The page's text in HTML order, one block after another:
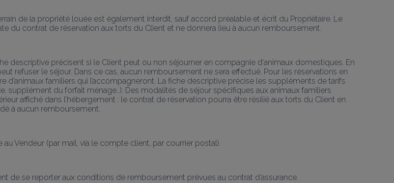
de la propriété louée est également interdit, sauf accord préalable et écrit du Propriétaire. Le
du contrat de réservation aux torts du Client et ne donnera lieu à aucun remboursement.
descriptive précisent si le Client peut ou non séjourner en compagnie d'animaux domestiques. En
refuser le séjour. Dans ce cas, aucun remboursement ne sera effectué. Pour les réservations en
d’animaux familiers qui l’accompagneront. La fiche descriptive précise les suppléments de tarifs
supplément du forfait ménage…). Des modalités de séjour spécifiques aux animaux familiers
affiché dans l’hébergement : le contrat de réservation pourra être résilié aux torts du Client en
à aucun remboursement.
au Vendeur (par mail, via le compte client, par courrier postal).
de se reporter aux conditions de remboursement prévues au contrat d’assurance.